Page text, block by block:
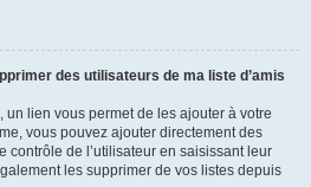
des utilisateurs de ma liste d’amis
un lien vous permet de les ajouter à votre
vous pouvez ajouter directement des
contrôle de l’utilisateur en saisissant leur
les supprimer de vos listes depuis